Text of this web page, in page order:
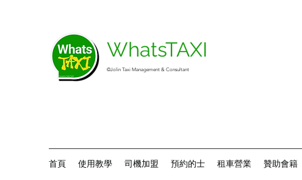
WhatsTAXI
©Jolin Taxi Management & Consultant
首頁 使用教學 司機加盟 預約的士 租車營業 贊助會籍